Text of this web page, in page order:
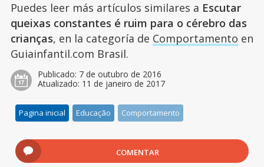
Puedes leer más artículos similares a Escutar
queixas constantes é ruim para o cérebro das
crianças, en la categoría de Comportamento en
Guiainfantil.com Brasil.
Publicado: 7 de outubro de 2016
Atualizado: 11 de janeiro de 2017
Pagina inicial Educação Comportamento
COMENTAR